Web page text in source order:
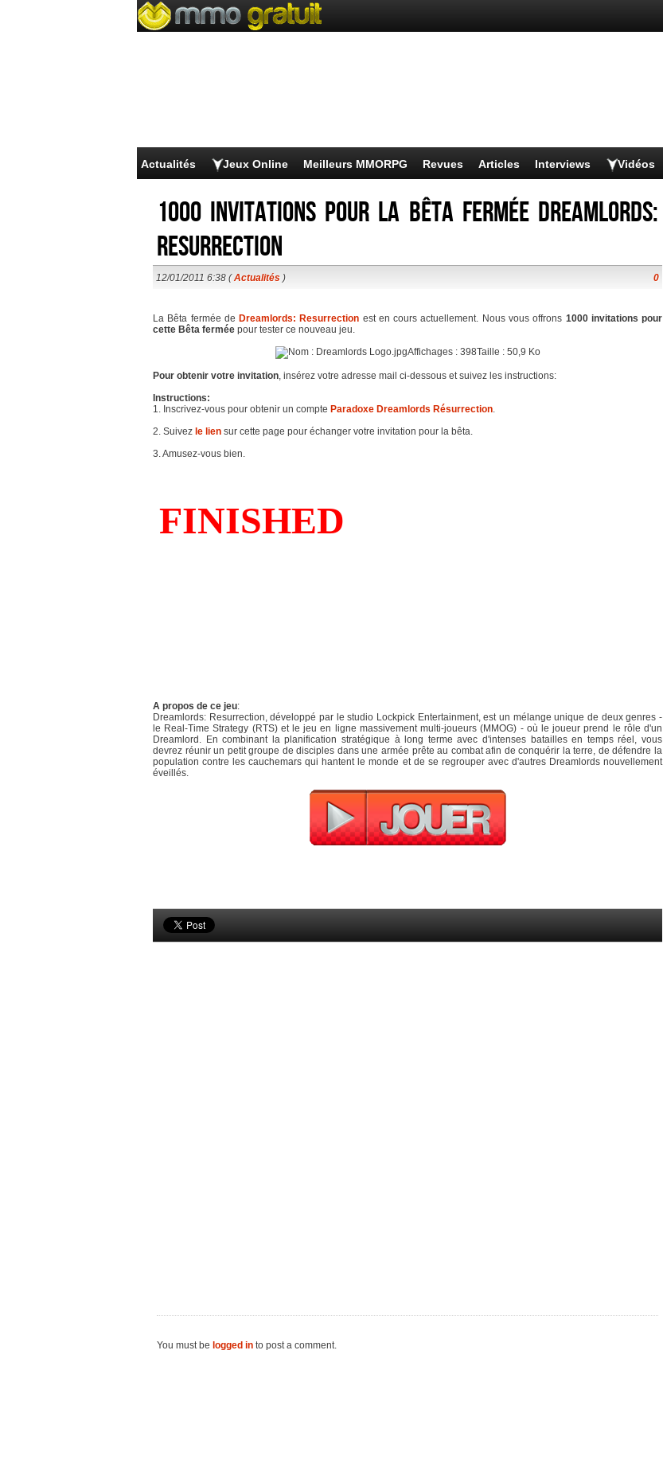
Actualités Jeux Online Meilleurs MMORPG Revues Articles Interviews Vidéos
1000 invitations pour la Bêta fermée Dreamlords:
Resurrection
12/01/2011 6:38 (Actualités ) 0
La Bêta fermée de Dreamlords: Resurrection est en cours actuellement. Nous vous offrons 1000 invitations pour
cette Bêta fermée pour tester ce nouveau jeu.
Pour obtenir votre invitation, insérez votre adresse mail ci-dessous et suivez les instructions:
Instructions:
1. Inscrivez-vous pour obtenir un compte Paradoxe Dreamlords Résurrection.
2. Suivez le lien sur cette page pour échanger votre invitation pour la bêta.
3. Amusez-vous bien.
A propos de ce jeu:
Dreamlords: Resurrection, développé par le studio Lockpick Entertainment, est un mélange unique de deux genres -
le Real-Time Strategy (RTS) et le jeu en ligne massivement multi-joueurs (MMOG) - où le joueur prend le rôle d'un
Dreamlord. En combinant la planification stratégique à long terme avec d'intenses batailles en temps réel, vous
devrez réunir un petit groupe de disciples dans une armée prête au combat afin de conquérir la terre, de défendre la
population contre les cauchemars qui hantent le monde et de se regrouper avec d'autres Dreamlords nouvellement
éveillés.
You must be logged in to post a comment.